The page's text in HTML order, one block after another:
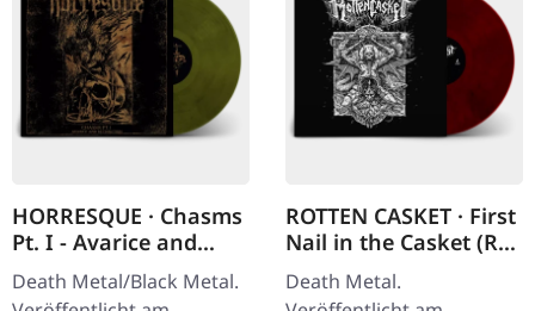
HORRESQUE · Chasms
Pt. I - Avarice and
Retribution |
YELLOW/BLACK LP
Death Metal/Black Metal.
ROTTEN CASKET · First
Nail in the Casket (Re-
Release) | RED/BLACK
LP
Death Metal.